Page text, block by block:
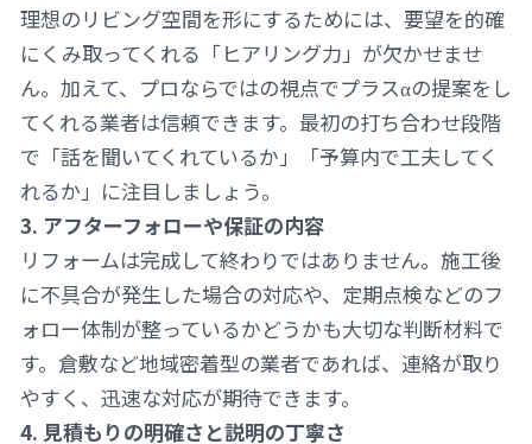
理想のリビング空間を形にするためには、要望を的確
にくみ取ってくれる「ヒアリング力」が欠かせませ
ん。加えて、プロならではの視点でプラスαの提案をし
てくれる業者は信頼できます。最初の打ち合わせ段階
で「話を聞いてくれているか」「予算内で工夫してく
れるか」に注目しましょう。
3. アフターフォローや保証の内容
リフォームは完成して終わりではありません。施工後
に不具合が発生した場合の対応や、定期点検などのフ
ォロー体制が整っているかどうかも大切な判断材料で
す。倉敷など地域密着型の業者であれば、連絡が取り
やすく、迅速な対応が期待できます。
4. 見積もりの明確さと説明の丁寧さ